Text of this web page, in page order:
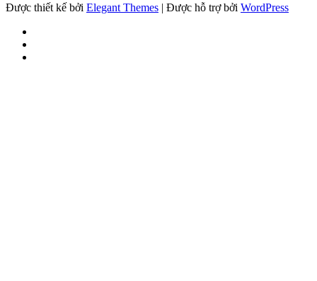
Được thiết kế bởi Elegant Themes | Được hỗ trợ bởi WordPress